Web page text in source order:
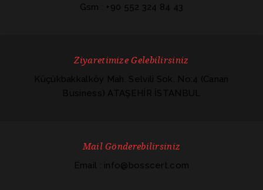
Gsm : +90 552 324 84 43
Ziyaretimize Gelebilirsiniz
Küçükbakkalköy Mah. Selvili Sok. No:4 (Canan
Business) ATAŞEHİR İSTANBUL
Mail Gönderebilirsiniz
Email : info@bosscert.com